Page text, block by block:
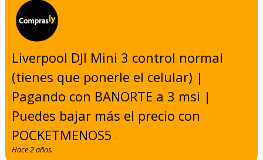
Liverpool DJI Mini 3 control normal
(tienes que ponerle el celular) |
Pagando con BANORTE a 3 msi |
Puedes bajar más el precio con
POCKETMENOS5-
Hace 2 años.